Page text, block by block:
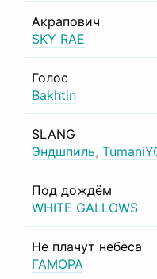
Акрапович
SKY RAE
Голос
Bakhtin
SLANG
Эндшпиль,
Под дождём
WHITE GALLOWS
Не плачут небеса
ГАМОРА